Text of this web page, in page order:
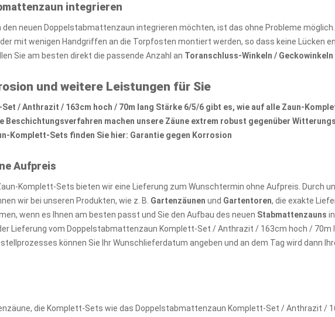
integrieren
den neuen Doppelstabmattenzaun integrieren möchten, ist das ohne Probleme
mit wenigen Handgriffen an die Torpfosten montiert werden, so dass keine Lücken
Sie am besten direkt die passende Anzahl an Toranschluss-Winkeln / Geckowinkeln
und weitere Leistungen für Sie
/ Anthrazit / 163cm hoch / 70m lang Stärke 6/5/6 gibt es, wie auf alle Zaun-
Beschichtungsverfahren machen unsere Zäune extrem robust gegenüber
Komplett-Sets finden Sie hier: Garantie gegen Korrosion
Aufpreis
Komplett-Sets bieten wir eine Lieferung zum Wunschtermin ohne Aufpreis. Durch
wir bei unseren Produkten, wie z. B. Gartenzäunen und Gartentoren, die exakte
wenn es Ihnen am besten passt und Sie den Aufbau des neuen Stabmattenzauns
Lieferung vom Doppelstabmattenzaun Komplett-Set / Anthrazit / 163cm hoch / 70m
können Sie Ihr Wunschlieferdatum angeben und an dem Tag wird dann
die Komplett-Sets wie das Doppelstabmattenzaun Komplett-Set / Anthrazit /